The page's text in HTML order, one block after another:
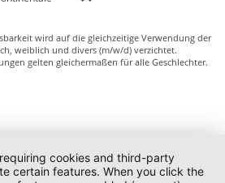
wird auf die gleichzeitige Verwendung der
weiblich und divers (m/w/d) verzichtet.
gelten gleichermaßen für alle Geschlechter.
cookies and third-party
certain features. When you click the